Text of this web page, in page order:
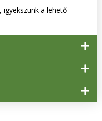
, igyekszünk a lehető